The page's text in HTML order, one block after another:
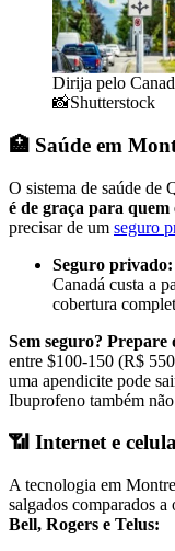
Dirija pelo
📸Shutterstock
🏥 Saúde em
O sistema de saúde de
é de graça para
precisar de um seguro
Seguro privado:
Canadá custa a
cobertura
Sem seguro? Prepare
entre $100-150 (R$
uma apendicite pode
Ibuprofeno também
📶 Internet e
A tecnologia em
salgados comparados
Bell, Rogers e Telus: